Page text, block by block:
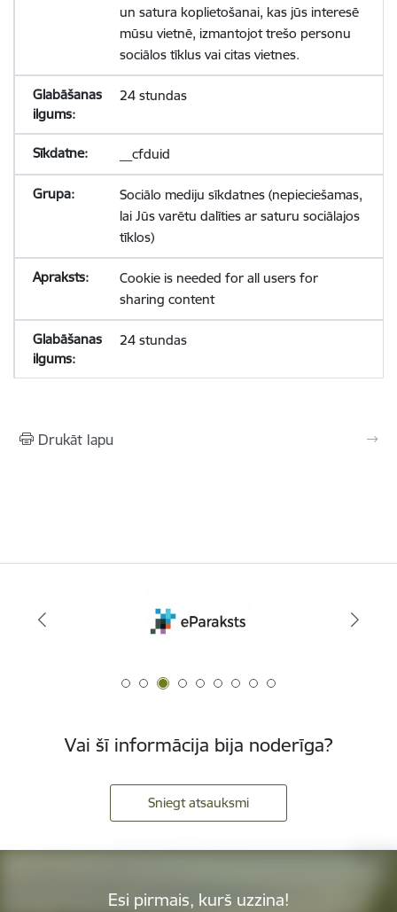
un satura koplietošanai, kas jūs interesē
mūsu vietnē, izmantojot trešo personu
sociālos tīklus vai citas vietnes.
24 stundas
__cfduid
Sociālo mediju sīkdatnes (nepieciešamas,
lai Jūs varētu dalīties ar saturu sociālajos
tīklos)
Cookie is needed for all users for
sharing content
24 stundas
Drukāt lapu
Vai šī informācija bija noderīga?
Sniegt atsauksmi
Esi pirmais, kurš uzzina!